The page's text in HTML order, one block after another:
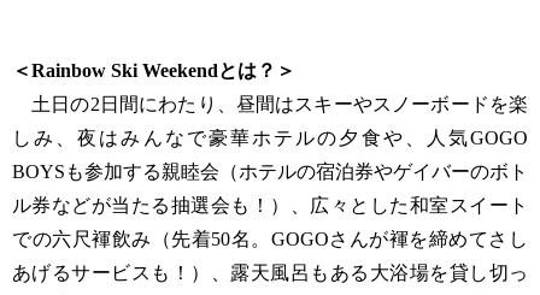
＜Rainbow Ski Weekendとは？＞
土日の2日間にわたり、昼間はスキーやスノーボードを楽
しみ、夜はみんなで豪華ホテルの夕食や、人気GOGO
BOYSも参加する親睦会（ホテルの宿泊券やゲイバーのボト
ル券などが当たる抽選会も！）、広々とした和室スイート
での六尺褌飲み（先着50名。GOGOさんが褌を締めてさし
あげるサービスも！）、露天風呂もある大浴場を貸し切っ